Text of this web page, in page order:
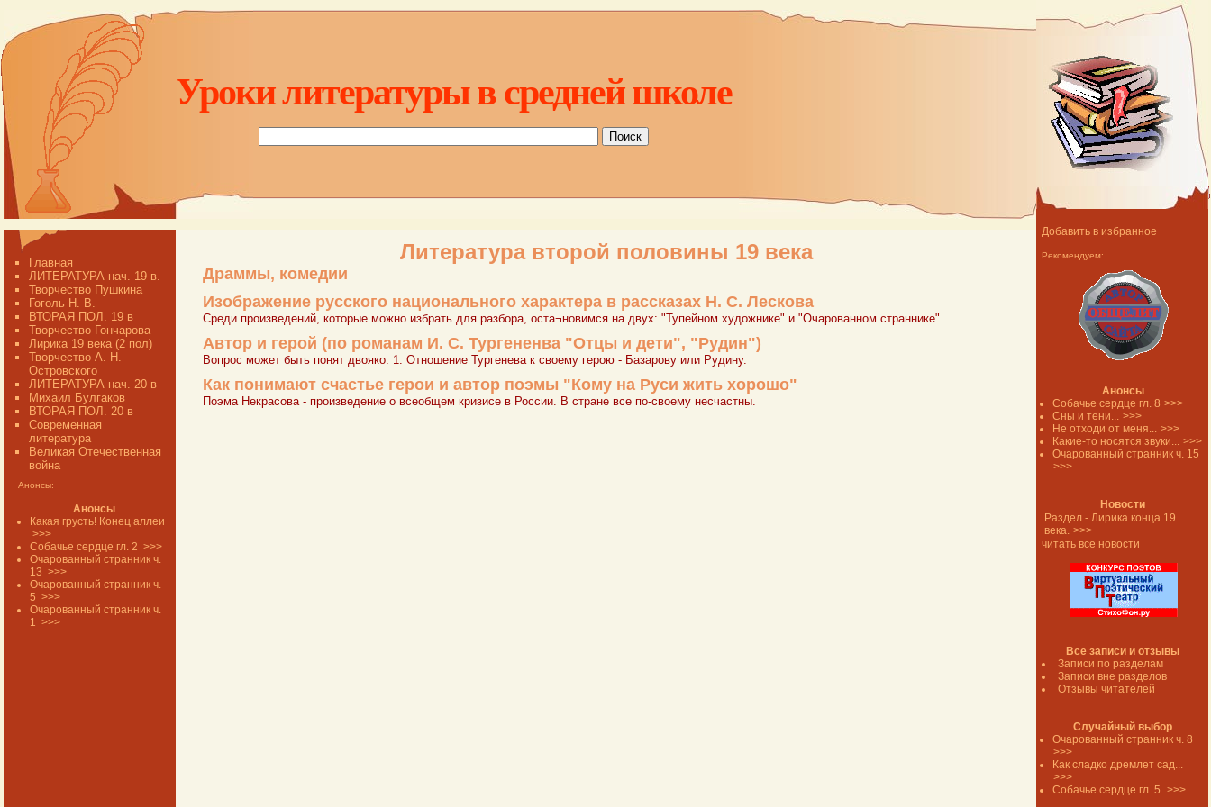
Уроки литературы в средней школе
Добавить в избранное
Рекомендуем:
Анонсы
Собачье сердце гл. 8 >>>
Сны и тени... >>>
Не отходи от меня... >>>
Какие-то носятся звуки... >>>
Очарованный странник ч. 15
>>>
Новости
Раздел - Лирика конца 19
века. >>>
читать все новости
Все записи и отзывы
Записи по разделам
Записи вне разделов
Отзывы читателей
Случайный выбор
Очарованный странник ч. 8
>>>
Как сладко дремлет сад...
>>>
Собачье сердце гл. 5 >>>
Главная
ЛИТЕРАТУРА нач. 19 в.
Творчество Пушкина
Гоголь Н. В.
ВТОРАЯ ПОЛ. 19 в
Творчество Гончарова
Лирика 19 века (2 пол)
Творчество А. Н.
Островского
ЛИТЕРАТУРА нач. 20 в
Михаил Булгаков
ВТОРАЯ ПОЛ. 20 в
Современная
литература
Великая Отечественная
война
Анонсы:
Анонсы
Какая грусть! Конец аллеи
>>>
Собачье сердце гл. 2 >>>
Очарованный странник ч.
13 >>>
Очарованный странник ч.
5 >>>
Очарованный странник ч.
1 >>>
Литература второй половины 19 века
Драммы, комедии
Изображение русского национального характера в рассказах Н. С. Лескова
Среди произведений, которые можно избрать для разбора, оста¬новимся на двух: "Тупейном художнике" и "Очарованном страннике".
Автор и герой (по романам И. С. Тургененва "Отцы и дети", "Рудин")
Вопрос может быть понят двояко: 1. Отношение Тургенева к своему герою - Базарову или Рудину.
Как понимают счастье герои и автор поэмы "Кому на Руси жить хорошо"
Поэма Некрасова - произведение о всеобщем кризисе в России. В стране все по-своему несчастны.